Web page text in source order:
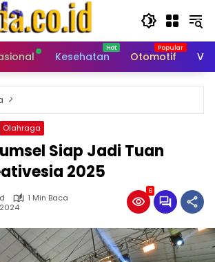
Kesehatan Otomotif
Olahraga
Siap Jadi Tuan
2025
1 Min Baca
6